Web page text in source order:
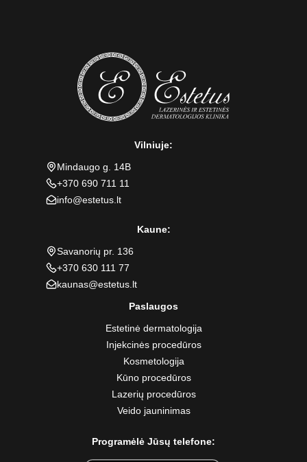
Vilniuje:
Mindaugo g. 14B
+370 690 711 11
info@estetus.lt
Kaune:
Savanorių pr. 136
+370 630 111 77
kaunas@estetus.lt
Paslaugos
Estetinė dermatologija
Injekcinės procedūros
Kosmetologija
Kūno procedūros
Lazerių procedūros
Veido jauninimas
Programėlė Jūsų telefone: